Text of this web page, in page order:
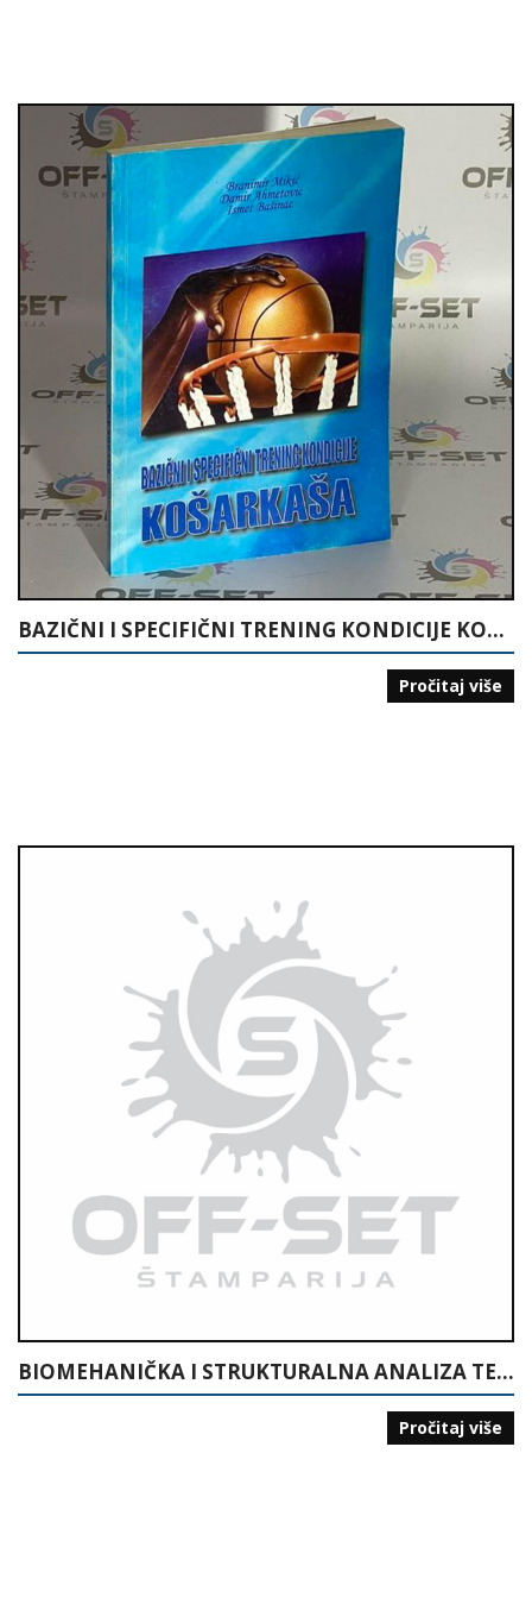
BAZIČNI I SPECIFIČNI TRENING KONDICIJE KOŠARKAŠA
Pročitaj više
BIOMEHANIČKA I STRUKTURALNA ANALIZA TEHNIKE RUKOMETA
Pročitaj više